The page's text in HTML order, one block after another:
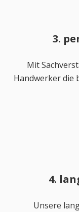
3.
Mit
Handwerker die
4.
Unsere